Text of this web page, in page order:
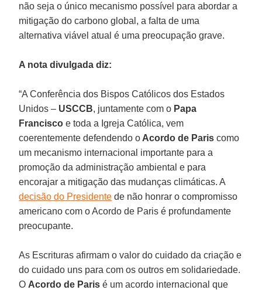
não seja o único mecanismo possível para abordar a
mitigação do carbono global, a falta de uma
alternativa viável atual é uma preocupação grave.
A nota divulgada diz:
“A Conferência dos Bispos Católicos dos Estados
Unidos – USCCB, juntamente com o Papa
Francisco e toda a Igreja Católica, vem
coerentemente defendendo o Acordo de Paris como
um mecanismo internacional importante para a
promoção da administração ambiental e para
encorajar a mitigação das mudanças climáticas. A
decisão do Presidente de não honrar o compromisso
americano com o Acordo de Paris é profundamente
preocupante.
As Escrituras afirmam o valor do cuidado da criação e
do cuidado uns para com os outros em solidariedade.
O Acordo de Paris é um acordo internacional que